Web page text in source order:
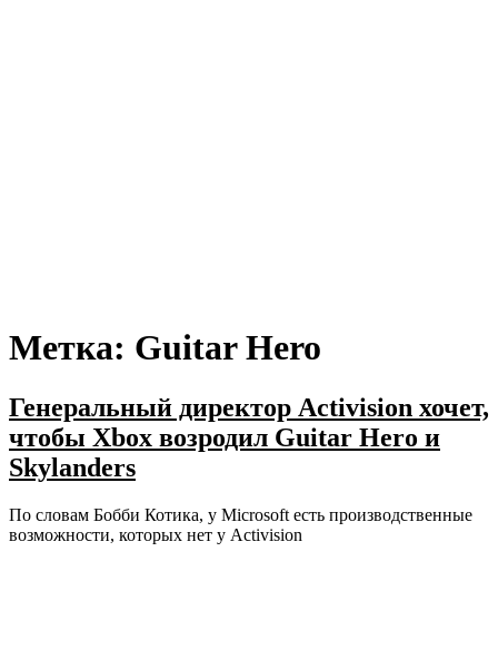
Метка: Guitar Hero
Генеральный директор Activision хочет,
чтобы Xbox возродил Guitar Hero и
Skylanders
По словам Бобби Котика, у Microsoft есть производственные
возможности, которых нет у Activision